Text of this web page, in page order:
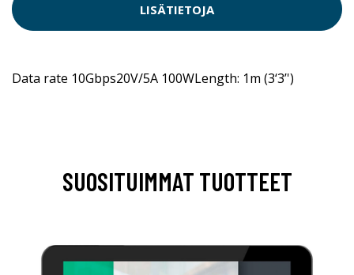
LISÄTIETOJA
Data rate 10Gbps20V/5A 100WLength: 1m (3‘3’')
SUOSITUIMMAT TUOTTEET